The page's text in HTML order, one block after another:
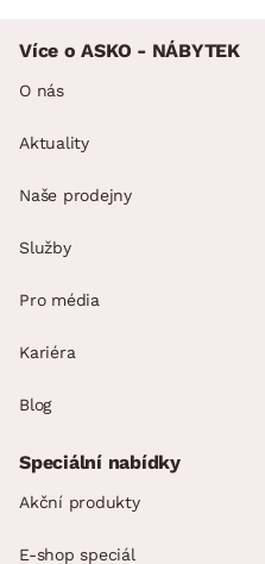
Více o ASKO - NÁBYTEK
O nás
Aktuality
Naše prodejny
Služby
Pro média
Kariéra
Blog
Speciální nabídky
Akční produkty
E-shop speciál